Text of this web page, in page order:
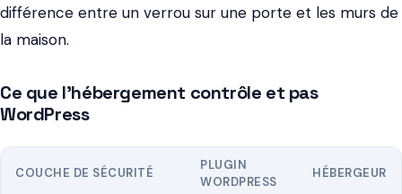
différence entre un verrou sur une porte et les murs de
la maison.
Ce que l'hébergement contrôle et pas
WordPress
COUCHE DE SÉCURITÉ
PLUGIN
WORDPRESS
HÉBERGEUR